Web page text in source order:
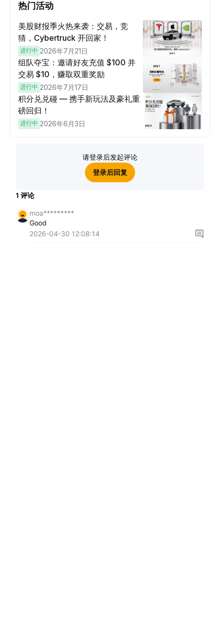
热门活动
美股财报季火热来袭：交易，竞
猜，Cybertruck 开回家！
进行中 2026年7月21日
组队夺宝：邀请好友充值 $100 并
交易 $10，赚取双重奖励
进行中 2026年7月17日
积分兑兑碰 — 携手新玩法及豪礼重
磅回归！
进行中 2026年6月3日
请登录后发起评论
登录后回复
1 评论
moa*********
Good
2026-04-30 12:08:14